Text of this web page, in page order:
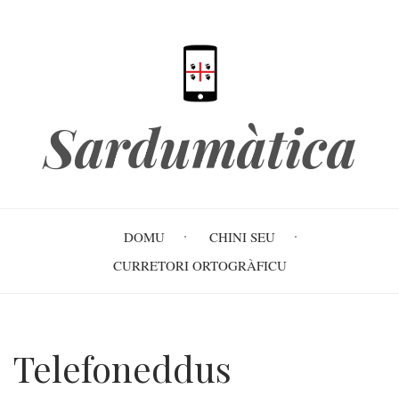
Sardumàtica
navigation
DOMU
CHINI SEU
CURRETORI ORTOGRÀFICU
Telefoneddus